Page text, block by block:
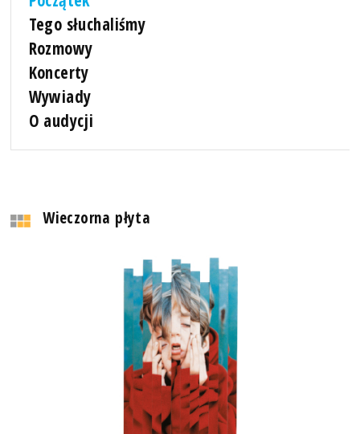
Tego słuchaliśmy
Rozmowy
Koncerty
Wywiady
O audycji
Wieczorna płyta